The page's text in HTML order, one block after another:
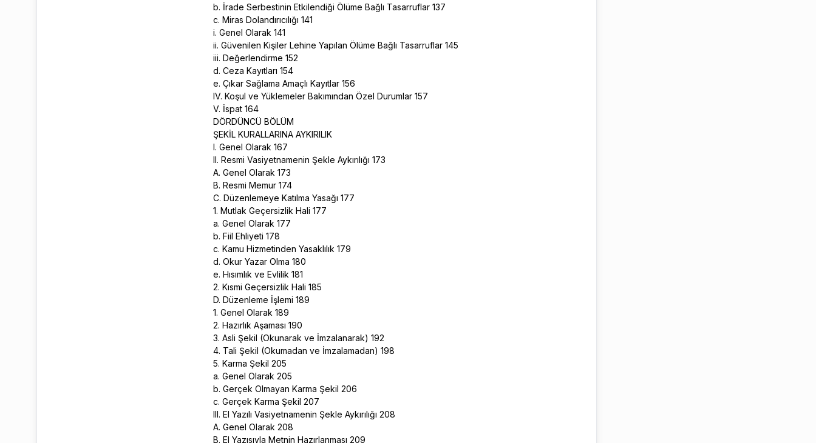
b. İrade Serbestinin Etkilendiği Ölüme Bağlı Tasarruflar 137
c. Miras Dolandırıcılığı 141
i. Genel Olarak 141
ii. Güvenilen Kişiler Lehine Yapılan Ölüme Bağlı Tasarruflar 145
iii. Değerlendirme 152
d. Ceza Kayıtları 154
e. Çıkar Sağlama Amaçlı Kayıtlar 156
IV. Koşul ve Yüklemeler Bakımından Özel Durumlar 157
V. İspat 164
DÖRDÜNCÜ BÖLÜM
ŞEKİL KURALLARINA AYKIRILIK
I. Genel Olarak 167
II. Resmi Vasiyetnamenin Şekle Aykırılığı 173
A. Genel Olarak 173
B. Resmi Memur 174
C. Düzenlemeye Katılma Yasağı 177
1. Mutlak Geçersizlik Hali 177
a. Genel Olarak 177
b. Fiil Ehliyeti 178
c. Kamu Hizmetinden Yasaklılık 179
d. Okur Yazar Olma 180
e. Hısımlık ve Evlilik 181
2. Kısmi Geçersizlik Hali 185
D. Düzenleme İşlemi 189
1. Genel Olarak 189
2. Hazırlık Aşaması 190
3. Asli Şekil (Okunarak ve İmzalanarak) 192
4. Tali Şekil (Okumadan ve İmzalamadan) 198
5. Karma Şekil 205
a. Genel Olarak 205
b. Gerçek Olmayan Karma Şekil 206
c. Gerçek Karma Şekil 207
III. El Yazılı Vasiyetnamenin Şekle Aykırılığı 208
A. Genel Olarak 208
B. El Yazısıyla Metnin Hazırlanması 209